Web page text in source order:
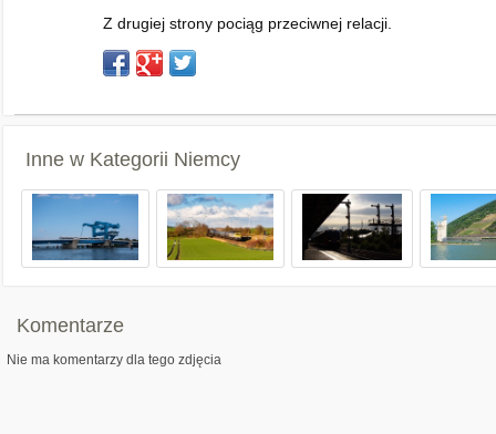
Z drugiej strony pociąg przeciwnej relacji.
Inne w Kategorii Niemcy
Komentarze
Nie ma komentarzy dla tego zdjęcia